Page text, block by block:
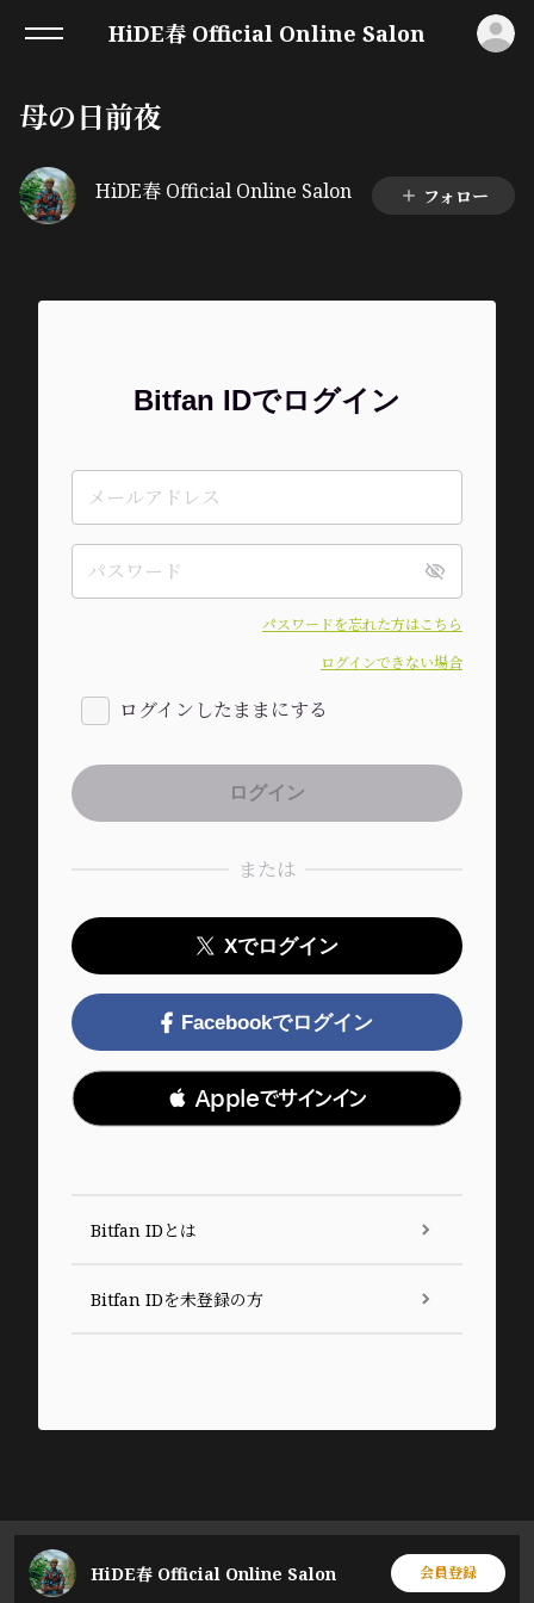
HiDE春 Official Online Salon
母の日前夜
HiDE春 Official Online Salon フォロー
Bitfan IDでログイン
パスワードを忘れた方はこちら
ログインできない場合
ログインしたままにする
または
Xでログイン
Facebookでログイン
 Appleでサインイン
Bitfan IDとは
Bitfan IDを未登録の方
HiDE春 Official Online Salon 会員登録